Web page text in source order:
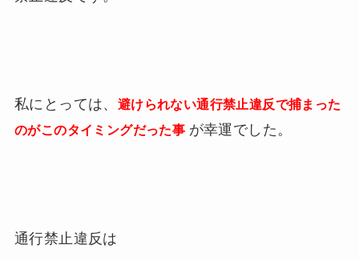
私にとっては、
避けられない通行禁止違反で捕まった
のがこのタイミングだった事 が幸運でした。
通行禁止違反は